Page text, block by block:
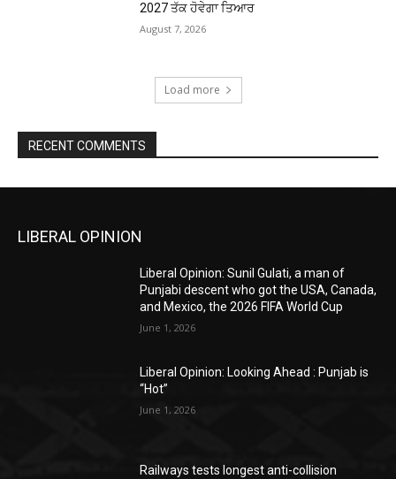
2027 ਤੱਕ ਹੋਵੇਗਾ ਤਿਆਰ
August 7, 2026
Load more
RECENT COMMENTS
LIBERAL OPINION
Liberal Opinion: Sunil Gulati, a man of
Punjabi descent who got the USA, Canada,
and Mexico, the 2026 FIFA World Cup
June 1, 2026
Liberal Opinion: Looking Ahead : Punjab is
“Hot”
June 1, 2026
Railways tests longest anti-collision